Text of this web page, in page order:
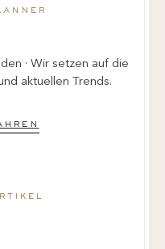
· Wir setzen auf die
aktuellen Trends.